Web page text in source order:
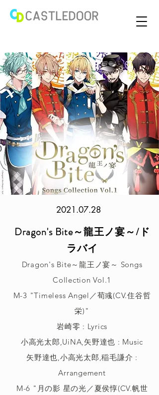
2021.07.28
Dragon's Bite～龍王ノ宴～/ド
ラバイ
Dragon's Bite～龍王ノ宴～ Songs
Collection Vol.1
M-3 "Timeless Angel／荀彧(CV.住谷哲
栄)"
岩崎零 : Lyrics
小高光太郎,UiNA,矢野達也 : Music
矢野達也,小高光太郎,稲毛謙介 :
Arrangement
M-6 "月の影 星の光／夏侯惇(CV.帆世